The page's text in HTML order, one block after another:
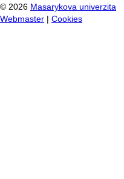
© 2026 Masarykova univerzita
Webmaster
Cookies